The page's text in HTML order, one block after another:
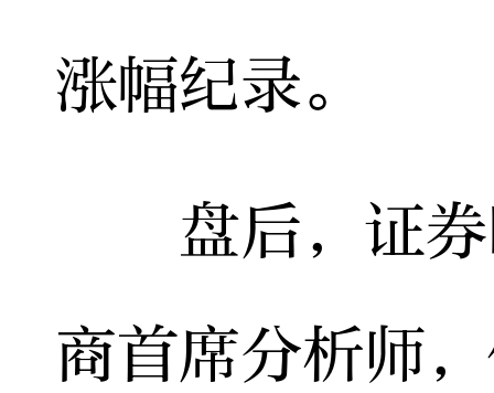
涨幅纪录。
盘后，证券
商首席分析师